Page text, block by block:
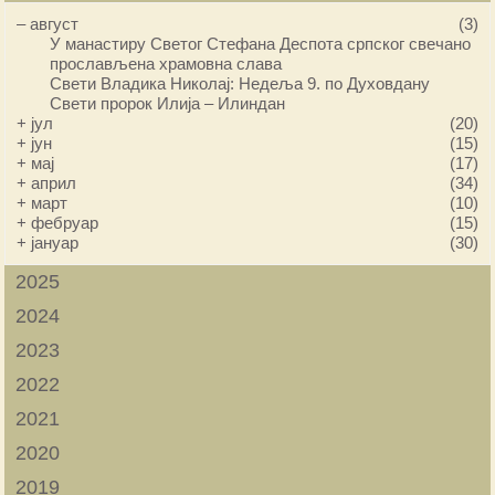
–август
(3)
У манастиру Светог Стефана Деспота српског свечано
прослављена храмовна слава
Свети Владика Николај: Недеља 9. по Духовдану
Свети пророк Илија – Илиндан
+ јул
(20)
+ јун
(15)
+ мај
(17)
+април
(34)
+ март
(10)
+фебруар
(15)
+ јануар (30)
2025
2024
2023
2022
2021
2020
2019